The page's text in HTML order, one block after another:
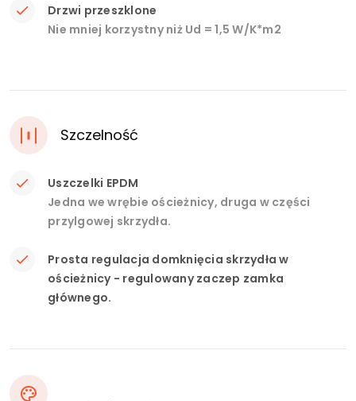
Drzwi przeszklone
Nie mniej korzystny niż Ud = 1,5 W/K*m2
Szczelność
Uszczelki EPDM
Jedna we wrębie ościeżnicy, druga w części
przylgowej skrzydła.
Prosta regulacja domknięcia skrzydła w
ościeżnicy - regulowany zaczep zamka
głównego.